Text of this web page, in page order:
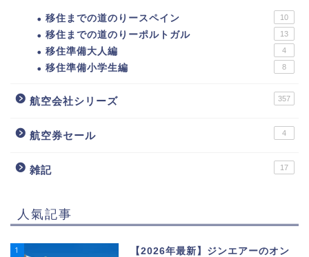
移住までの道のりースペイン 10
移住までの道のりーポルトガル 13
移住準備大人編 4
移住準備小学生編 8
航空会社シリーズ 357
航空券セール 4
雑記 17
人氣記事
1
【2026年最新】ジンエアーのオン